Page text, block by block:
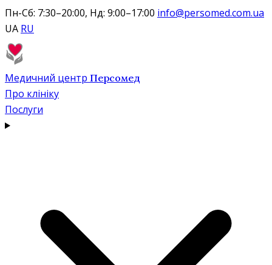
Пн-Сб: 7:30–20:00, Нд: 9:00–17:00 info@persomed.com.ua
UA RU
Медичний центр Персомед
Про клініку
Послуги